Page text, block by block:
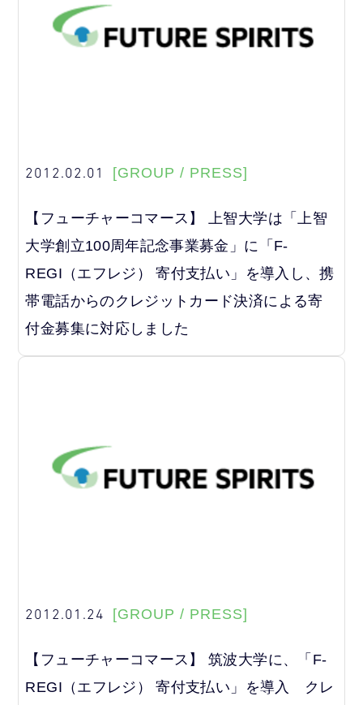
2012.02.01 [GROUP / PRESS]
【フューチャーコマース】 上智大学は「上智
大学創立100周年記念事業募金」に「F-
REGI（エフレジ） 寄付支払い」を導入し、携
帯電話からのクレジットカード決済による寄
付金募集に対応しました
2012.01.24 [GROUP / PRESS]
【フューチャーコマース】 筑波大学に、「F-
REGI（エフレジ） 寄付支払い」を導入 クレ